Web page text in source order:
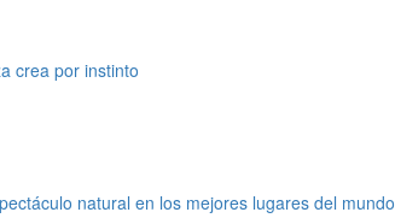
crea por instinto
natural en los mejores lugares del mundo